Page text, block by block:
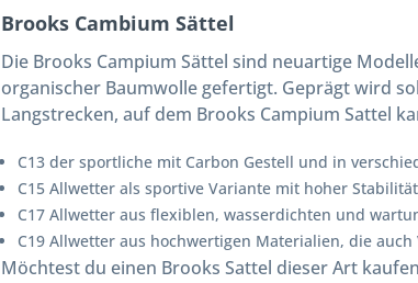
Brooks Cambium Sättel
Die Brooks Campium Sättel sind neuartige
organischer Baumwolle gefertigt. Geprägt wird
Langstrecken, auf dem Brooks Campium Sattel
C13 der sportliche mit Carbon Gestell und in
C15 Allwetter als sportive Variante mit hoher
C17 Allwetter aus flexiblen, wasserdichten und
C19 Allwetter aus hochwertigen Materialien, die
Möchtest du einen Brooks Sattel dieser Art